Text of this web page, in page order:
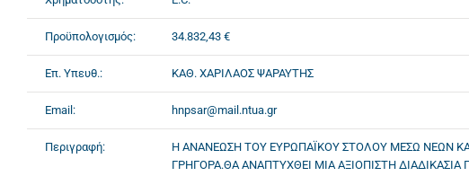
Προϋπολογισμός: 34.832,43 €
Επ. Υπευθ.: ΚΑΘ. ΧΑΡΙΛΑΟΣ ΨΑΡΑΥΤΗΣ
Email: hnpsar@mail.ntua.gr
Περιγραφή:
Η ΑΝΑΝΕΩΣΗ ΤΟΥ ΕΥΡΩΠΑΪΚΟΥ ΣΤΟΛΟΥ ΜΕΣΩ ΝΕΩΝ
ΓΡΗΓΟΡΑ.ΘΑ ΑΝΑΠΤΥΧΘΕΙ ΜΙΑ ΑΞΙΟΠΙΣΤΗ